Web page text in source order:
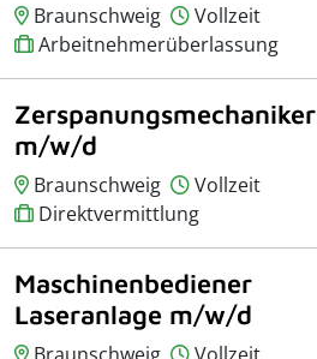
Braunschweig
Vollzeit
Arbeitnehmerüberlassung
Zerspanungsmechaniker
m/w/d
Braunschweig
Vollzeit
Direktvermittlung
Maschinenbediener
Laseranlage m/w/d
Braunschweig Vollzeit